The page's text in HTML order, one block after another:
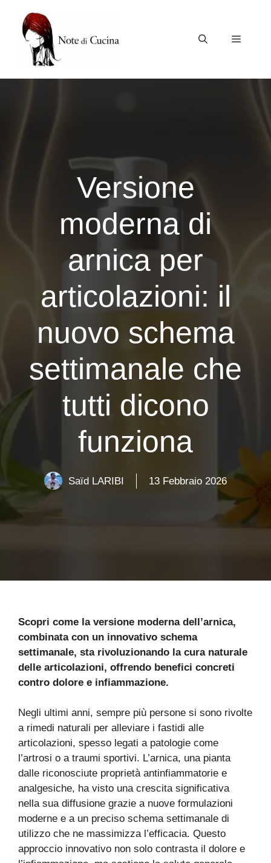
contenuto
Menu
Versione
moderna di
arnica per
articolazioni: il
nuovo schema
settimanale che
tutti dicono
funziona
Saïd LARIBI 13 Febbraio 2026
Scopri come la versione moderna dell’arnica,
combinata con un innovativo schema
settimanale, sta rivoluzionando la cura naturale
delle articolazioni, offrendo benefici concreti
contro dolore e infiammazione.
Negli ultimi anni, sempre più persone si sono rivolte
a rimedi naturali per alleviare i fastidi alle
articolazioni, spesso legati a patologie come
l’artrosi o a traumi sportivi. L’arnica, una pianta
dalle riconosciute proprietà antinfiammatorie e
analgesiche, ha visto una crescita significativa
nella sua diffusione grazie a nuove formulazioni
moderne e a un preciso schema settimanale di
utilizzo che ne massimizza l’efficacia. Questo
approccio innovativo non solo contrasta il dolore e